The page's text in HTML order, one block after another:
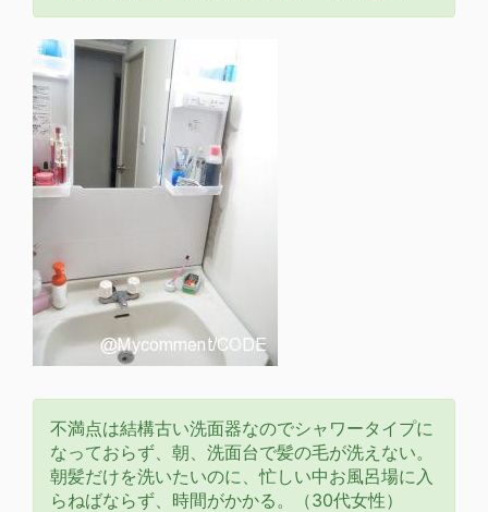
不満点は結構古い洗面器なのでシャワータイプに
なっておらず、朝、洗面台で髪の毛が洗えない。
朝髪だけを洗いたいのに、忙しい中お風呂場に入
らねばならず、時間がかかる。（30代女性）